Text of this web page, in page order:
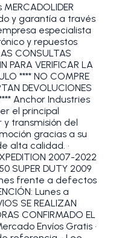
y garantía a través
especialista
y repuestos
CONSULTAS
PARA VERIFICAR LA
**** NO COMPRE
DEVOLUCIONES
Anchor Industries
el principal
transmisión del
gracias a su
alta calidad. •
2007-2022
SUPER DUTY 2009
mes frente a defectos
Lunes a
SE REALIZAN
CONFIRMADO EL
Envíos Gratis •